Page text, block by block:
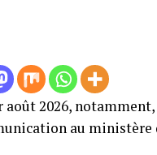
août 2026,
au ministère